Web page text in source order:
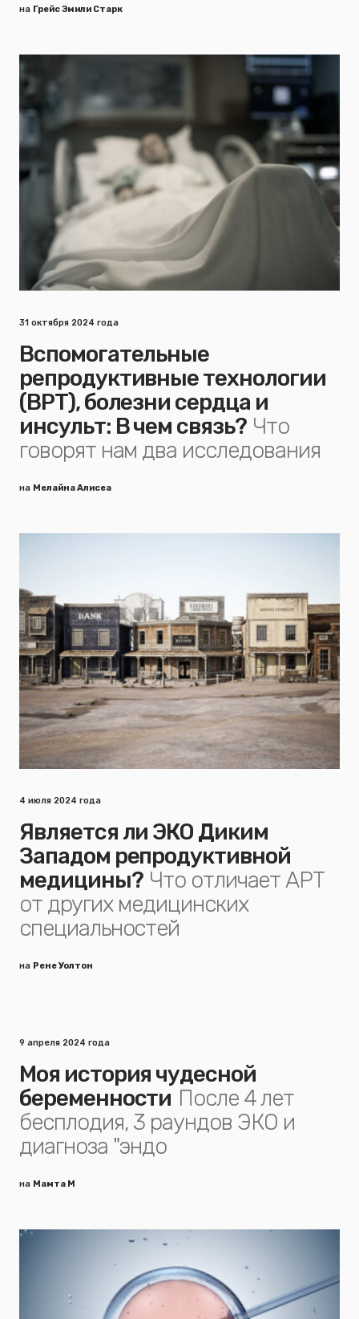
на Грейс Эмили Старк
31 октября 2024 года
Вспомогательные
репродуктивные технологии
(ВРТ), болезни сердца и
инсульт: В чем связь? Что
говорят нам два исследования
на Мелайна Алисеа
4 июля 2024 года
Является ли ЭКО Диким
Западом репродуктивной
медицины? Что отличает АРТ
от других медицинских
специальностей
на Рене Уолтон
9 апреля 2024 года
Моя история чудесной
беременности После 4 лет
бесплодия, 3 раундов ЭКО и
диагноза "эндо
на Мамта М